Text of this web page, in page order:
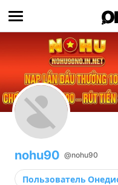
nohu90 @nohu90
Пользователь